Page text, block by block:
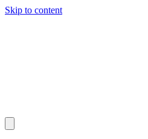
Skip to content